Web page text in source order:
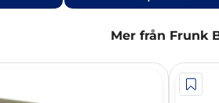
Mer från Frunk